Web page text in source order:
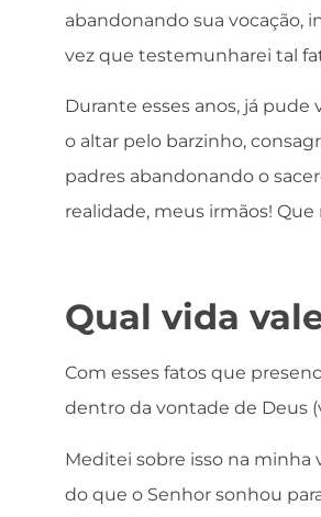
abandonando sua vocação,
vez que testemunharei tal
Durante esses anos, já
o altar pelo barzinho,
padres abandonando o
realidade, meus irmãos!
Qual vida
Com esses fatos que
dentro da vontade de Deus
Meditei sobre isso na minha
do que o Senhor sonhou